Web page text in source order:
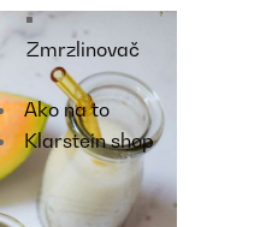
Zmrzlinovač
Ako na to
Klarstein shop